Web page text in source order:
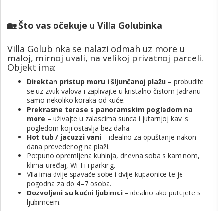
🏡 Što vas očekuje u Villa Golubinka
Villa Golubinka se nalazi odmah uz more u
maloj, mirnoj uvali, na velikoj privatnoj parceli.
Objekt ima:
Direktan pristup moru i šljunčanoj plažu – probudite
se uz zvuk valova i zaplivajte u kristalno čistom Jadranu
samo nekoliko koraka od kuće.
Prekrasne terase s panoramskim pogledom na
more – uživajte u zalascima sunca i jutarnjoj kavi s
pogledom koji ostavlja bez daha.
Hot tub / jacuzzi vani – idealno za opuštanje nakon
dana provedenog na plaži.
Potpuno opremljena kuhinja, dnevna soba s kaminom,
klima-uređaj, Wi-Fi i parking.
Vila ima dvije spavaće sobe i dvije kupaonice te je
pogodna za do 4–7 osoba.
Dozvoljeni su kućni ljubimci – idealno ako putujete s
ljubimcem.